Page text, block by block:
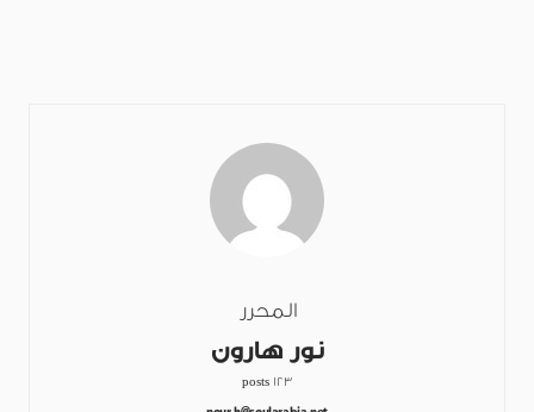
المحرر
نور هارون
123 posts